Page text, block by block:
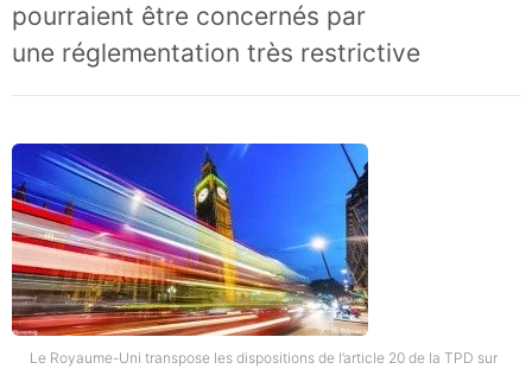
pourraient être concernés par
une réglementation très restrictive
Le Royaume-Uni transpose les dispositions de l’article 20 de la TPD sur